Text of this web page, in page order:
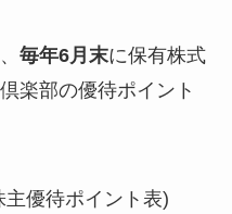
毎年6月末に保有株式
楽部の優待ポイント
優待ポイント表)